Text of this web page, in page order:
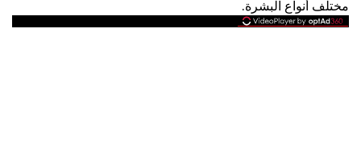
مختلف أنواع البشرة.